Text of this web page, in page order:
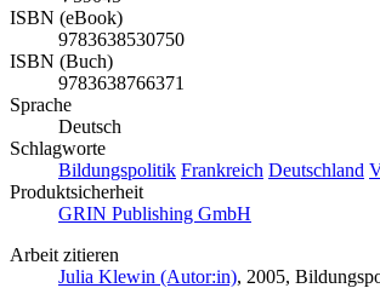
ISBN (eBook)
9783638530750
ISBN (Buch)
9783638766371
Sprache
Deutsch
Schlagworte
Bildungspolitik Frankreich Deutschland
Produktsicherheit
GRIN Publishing GmbH
Arbeit zitieren
Julia Klewin (Autor:in), 2005,